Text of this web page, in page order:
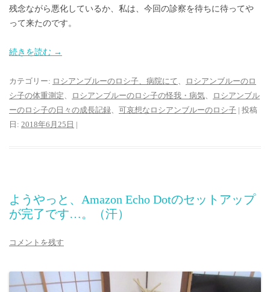
残念ながら悪化しているか、私は、今回の診察を待ちに待ってや
って来たのです。
続きを読む →
カテゴリー: ロシアンブルーのロシ子、病院にて、
ロシアンブルーのロ
シ子の体重測定、 ロシアンブルーのロシ子の怪我・病気、
ロシアンブル
ーのロシ子の日々の成長記録、 可哀想なロシアンブルーのロシ子 | 投稿
日: 2018年6月25日 |
ようやっと、Amazon Echo Dotのセットアップ
が完了です…。（汗）
コメントを残す